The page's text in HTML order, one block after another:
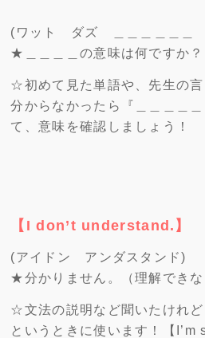
(ワット ダズ ＿＿＿＿＿＿
★＿＿＿＿の意味は何ですか？
☆初めて見た単語や、先生の
分からなかったら『＿＿＿＿
て、意味を確認しましょう！
【I don’t understand.】
(アイドン アンダスタンド)
★分かりません。（理解できな
☆文法の説明など聞いたけれ
というときに使います！【I’m